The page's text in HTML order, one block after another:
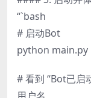
“`bash
# 启动Bot
python main.py
# 看到 “Bot已启